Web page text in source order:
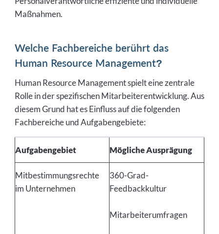
Maßnahmen.
Welche Fachbereiche berührt das
Human Resource Management?
Human Resource Management spielt eine zentrale
Rolle in der spezifischen Mitarbeiterentwicklung. Aus
diesem Grund hat es Einfluss auf die folgenden
Fachbereiche und Aufgabengebiete:
Aufgabengebiet Mögliche Ausprägung
Mitbestimmungsrechte
im Unternehmen
360-Grad-
Feedbackkultur
Mitarbeiterumfragen